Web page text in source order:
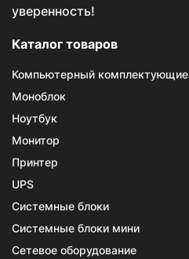
уверенность!
Каталог товаров
Компьютерный комплектующие
Моноблок
Ноутбук
Монитор
Принтер
UPS
Системные блоки
Системные блоки мини
Сетевое оборудование